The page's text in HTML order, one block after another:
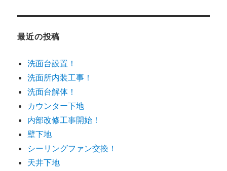
最近の投稿
洗面台設置！
洗面所内装工事！
洗面台解体！
カウンター下地
内部改修工事開始！
壁下地
シーリングファン交換！
天井下地